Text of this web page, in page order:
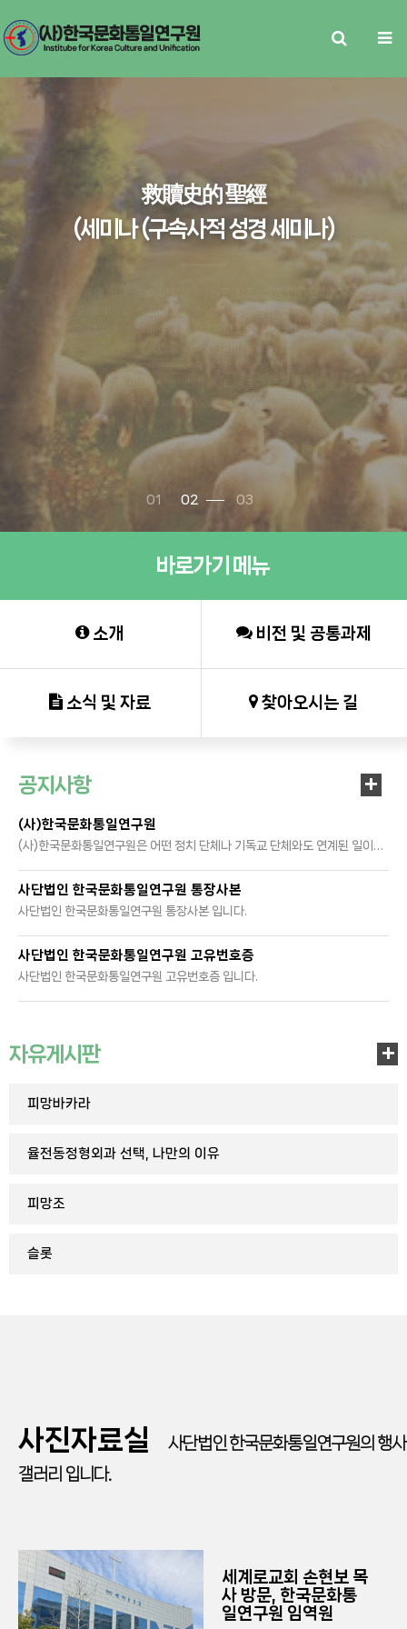
救贖史的 聖經
(세미나 (구속사적 성경 세미나)
2. 農學生命 食品硏究開發 (농학생명 식품 연구 개발)
3. 體型 創造 食品生産 販促 (체형 창조 식품생산 판촉)
4. 聖化마을 造成 (성화마을 조성)
5. 靈化로운 生活定着 (영화로운 생활정착)
6. 自由生活, 創造, 止陽 (자유생활, 창조, 지양)
7. 거룩한 人格, 挑戰 (거룩한 인격, 도전)
01 02 03
바로가기 메뉴
소개 비전 및 공통과제
소식 및 자료 찾아오시는 길
공지사항 +
(사)한국문화통일연구원
(사)한국문화통일연구원은 어떤 정치 단체나 기독교 단체와도 연계된 일이 없습니다. 오직 기독교 보수 신앙으로 회원들이 하나가 되어 남북통일을 위하여 기도하고 있습니다. 2025. 08. 04. (사)한국문화통일연구원
사단법인 한국문화통일연구원 통장사본
사단법인 한국문화통일연구원 통장사본 입니다.
사단법인 한국문화통일연구원 고유번호증
사단법인 한국문화통일연구원 고유번호증 입니다.
자유게시판 +
피망바카라
율전동정형외과 선택, 나만의 이유
피망조
슬롯
사진자료실
사단법인 한국문화통일연구원의 행사
갤러리 입니다.
세계로교회 손현보 목
사 방문, 한국문화통
일연구원 임역원